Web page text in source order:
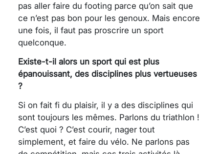
pas aller faire du footing parce qu’on sait que
ce n’est pas bon pour les genoux. Mais encore
une fois, il faut pas proscrire un sport
quelconque.
Existe-t-il alors un sport qui est plus
épanouissant, des disciplines plus vertueuses
?
Si on fait fi du plaisir, il y a des disciplines qui
sont toujours les mêmes. Parlons du triathlon !
C’est quoi ? C’est courir, nager tout
simplement, et faire du vélo. Ne parlons pas